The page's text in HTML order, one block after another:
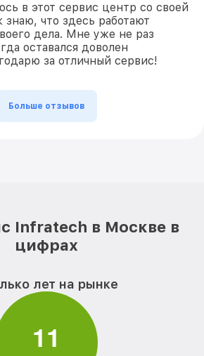
в этот сервис центр со своей
знаю, что здесь работают
дела. Мне уже не раз
оставался доволен
за отличный сервис!
Больше отзывов
Infratech в Москве в
цифрах
лет на рынке
11